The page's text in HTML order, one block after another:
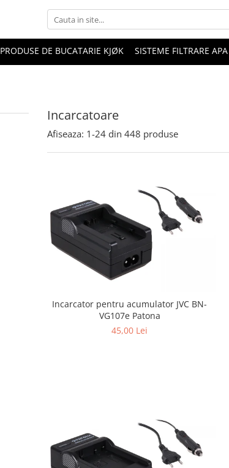
PRODUSE DE BUCATARIE KJØK SISTEME FILTRARE APA
Incarcatoare
Afiseaza: 1-24 din 448 produse
Incarcator pentru acumulator JVC BN-
VG107e Patona
45,00 Lei